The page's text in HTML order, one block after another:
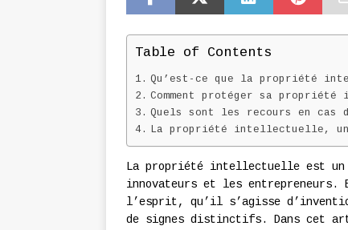
Table of Contents
Qu’est-ce que la propriété
Comment protéger sa
Quels sont les recours en
La propriété intellectuelle, un
La propriété intellectuelle est un
innovateurs et les
l’esprit, qu’il s’agisse
de signes distinctifs. Dans cet